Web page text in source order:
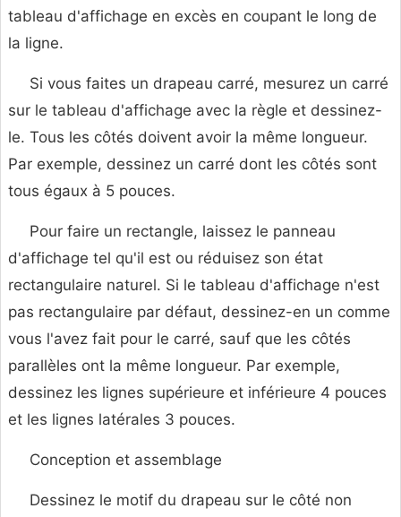
tableau d'affichage en excès en coupant le long de
la ligne.
Si vous faites un drapeau carré, mesurez un carré
sur le tableau d'affichage avec la règle et dessinez-
le. Tous les côtés doivent avoir la même longueur.
Par exemple, dessinez un carré dont les côtés sont
tous égaux à 5 pouces.
Pour faire un rectangle, laissez le panneau
d'affichage tel qu'il est ou réduisez son état
rectangulaire naturel. Si le tableau d'affichage n'est
pas rectangulaire par défaut, dessinez-en un comme
vous l'avez fait pour le carré, sauf que les côtés
parallèles ont la même longueur. Par exemple,
dessinez les lignes supérieure et inférieure 4 pouces
et les lignes latérales 3 pouces.
Conception et assemblage
Dessinez le motif du drapeau sur le côté non